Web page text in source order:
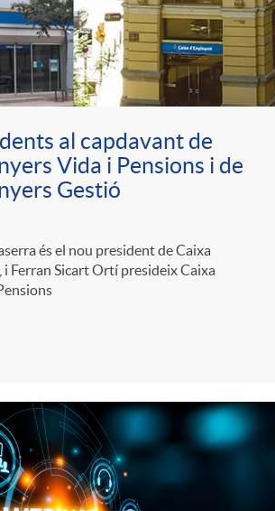
al capdavant de
Vida i Pensions i de
Gestió
és el nou president de Caixa
i Ferran Sicart Ortí presideix Caixa